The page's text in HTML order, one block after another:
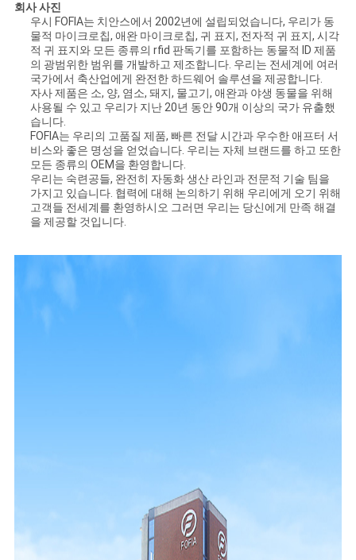
회사 사진
우시 FOFIA는 치안스에서 2002년에 설립되었습니다, 우리가 동
물적 마이크로칩, 애완 마이크로칩, 귀 표지, 전자적 귀 표지, 시각
적 귀 표지와 모든 종류의 rfid 판독기를 포함하는 동물적 ID 제품
의 광범위한 범위를 개발하고 제조합니다. 우리는 전세계에 여러
국가에서 축산업에게 완전한 하드웨어 솔루션을 제공합니다.
자사 제품은 소, 양, 염소, 돼지, 물고기, 애완과 야생 동물을 위해
사용될 수 있고 우리가 지난 20년 동안 90개 이상의 국가 유출했
습니다.
FOFIA는 우리의 고품질 제품, 빠른 전달 시간과 우수한 애프터 서
비스와 좋은 명성을 얻었습니다. 우리는 자체 브랜드를 하고 또한
모든 종류의 OEM을 환영합니다.
우리는 숙련공들, 완전히 자동화 생산 라인과 전문적 기술 팀을
가지고 있습니다. 협력에 대해 논의하기 위해 우리에게 오기 위해
고객들 전세계를 환영하시오 그러면 우리는 당신에게 만족 해결
을 제공할 것입니다.